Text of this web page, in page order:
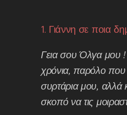
1. Γιάννη σε ποια
Γεια σου Όλγα μου !
χρόνια, παρόλο που
συρτάρια μου, αλλά
σκοπό να τις